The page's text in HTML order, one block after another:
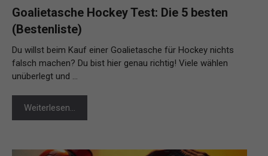
Goalietasche Hockey Test: Die 5 besten
(Bestenliste)
Du willst beim Kauf einer Goalietasche für Hockey nichts
falsch machen? Du bist hier genau richtig! Viele wählen
unüberlegt und …
Weiterlesen…